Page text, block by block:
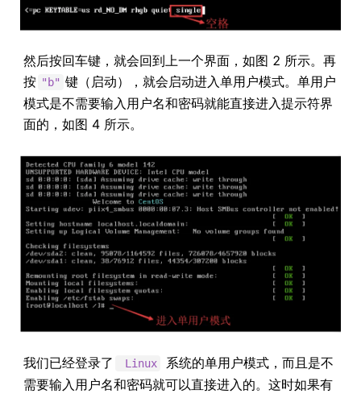
然后按回车键，就会回到上一个界面，如图 2 所示。再
按 "b" 键（启动），就会启动进入单用户模式。单用户
模式是不需要输入用户名和密码就能直接进入提示符界
面的，如图 4 所示。
我们已经登录了 Linux
系统的单用户模式，而且是不
需要输入用户名和密码就可以直接进入的。这时如果有